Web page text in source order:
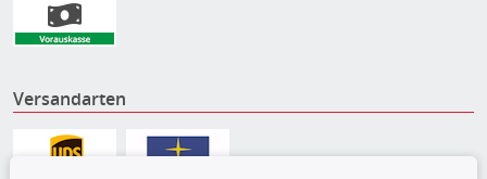
Versandarten